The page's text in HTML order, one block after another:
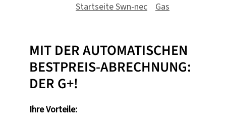
Startseite Swn-nec Gas
MIT DER AUTOMATISCHEN
BESTPREIS-ABRECHNUNG:
DER G+!
Ihre Vorteile: